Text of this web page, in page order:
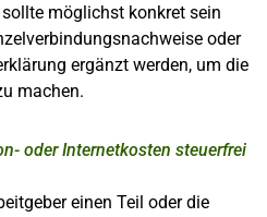
möglichst konkret sein
oder
ergänzt werden, um die
machen.
oder Internetkosten steuerfrei
einen Teil oder die